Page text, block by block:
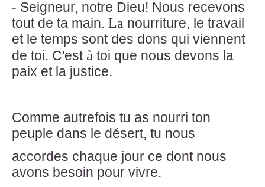
- Seigneur, notre Dieu! Nous recevons
tout de ta main. La nourriture, le travail
et le temps sont des dons qui viennent
de toi. C'est à toi que nous devons la
paix et la justice.
Comme autrefois tu as nourri ton
peuple dans le désert, tu nous
accordes chaque jour ce dont nous
avons besoin pour vivre.